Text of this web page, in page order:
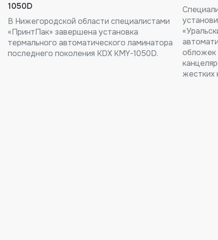
1050D
В Нижегородской области специалистами
«ПринтПак» завершена установка
термального автоматического ламинатора
последнего поколения KDX KMY-1050D.
обложек
жестких